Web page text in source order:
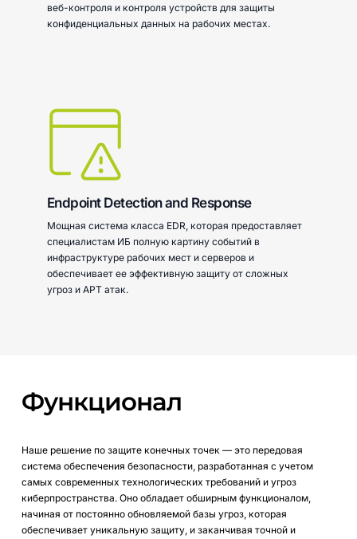
веб-контроля и контроля устройств для защиты
конфиденциальных данных на рабочих местах.
Endpoint Detection and Response
Мощная система класса EDR, которая предоставляет
специалистам ИБ полную картину событий в
инфраструктуре рабочих мест и серверов и
обеспечивает ее эффективную защиту от сложных
угроз и APT атак.
Функционал
Наше решение по защите конечных точек — это передовая
система обеспечения безопасности, разработанная с учетом
самых современных технологических требований и угроз
киберпространства. Оно обладает обширным функционалом,
начиная от постоянно обновляемой базы угроз, которая
обеспечивает уникальную защиту, и заканчивая точной и